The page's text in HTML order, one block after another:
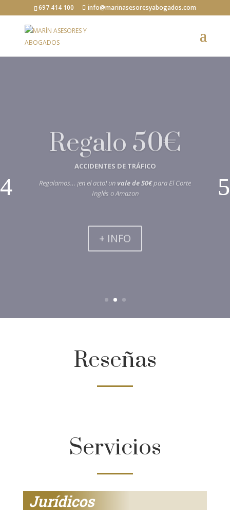
697 414 100 info@marinasesoresyabogados.com
Regalo 50€
ACCIDENTES DE TRÁFICO
vale de
Inglés o Amazon
+ INFO
Reseñas
Servicios
Jurídicos